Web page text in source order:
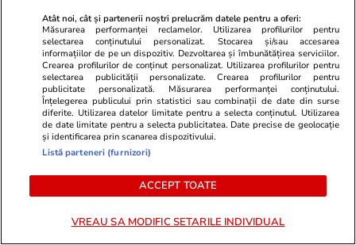
POLITIC
Politică 19:05
Răspunsul premierului Ilie
Bolojan, întrebat dacă este
la Guvern până la finalul
acestui an
Atât noi, cât și partenerii noștri prelucrăm datele pentru a oferi:
Măsurarea performanței reclamelor. Utilizarea profilurilor pentru
selectarea conținutului personalizat. Stocarea și/sau accesarea
informațiilor de pe un dispozitiv. Dezvoltarea și îmbunătățirea serviciilor.
Crearea profilurilor de conținut personalizat. Utilizarea profilurilor pentru
selectarea publicității personalizate. Crearea profilurilor pentru
publicitate personalizată. Măsurarea performanței conținutului.
Înțelegerea publicului prin statistici sau combinații de date din surse
diferite. Utilizarea datelor limitate pentru a selecta conținutul. Utilizarea
de date limitate pentru a selecta publicitatea. Date precise de geolocație
și identificarea prin scanarea dispozitivului.
Listă parteneri (furnizori)
ACCEPT TOATE
VREAU SA MODIFIC SETARILE INDIVIDUAL